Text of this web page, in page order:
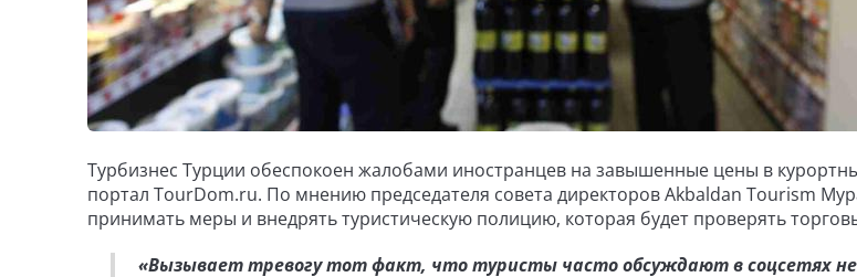
Турбизнес Турции обеспокоен жалобами иностранцев на завышенные цены в
портал TourDom.ru. По мнению председателя совета директоров Akbaldan Tourism
принимать меры и внедрять туристическую полицию, которая будет проверять
«Вызывает тревогу тот факт, что туристы часто обсуждают в соцсетях